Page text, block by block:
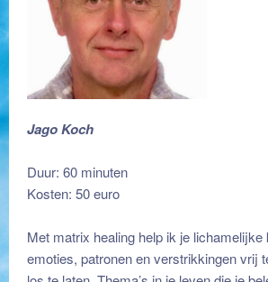
Jago Koch
Duur: 60 minuten
Kosten: 50 euro
Met matrix healing help ik je lichamelijke
emoties, patronen en verstrikkingen vrij